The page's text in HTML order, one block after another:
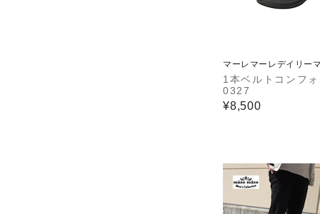
マーレマーレデイリー
ト
1本ベルトコンフ
0327
¥8,500